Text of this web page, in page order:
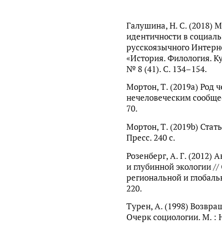
Галушина, Н. С. (2018)
идентичности в
русскоязычного
«История. Филология.
№ 8 (41). С. 134–154.
Мортон, Т. (2019a) Род
нечеловеческим
70.
Мортон, Т. (2019b)
Пресс. 240 с.
Розенберг, А. Г. (2012)
и глубинной экологии
региональной и
220.
Турен, А. (1998)
Очерк социологии. М. :